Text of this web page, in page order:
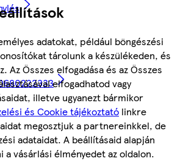
adatokat, például böngészési
tárolunk a készülékeden, és
Az Összes elfogadása és az Összes
elfogadhatod vagy
illetve ugyanezt bármikor
és Cookie tájékoztató linkre
megosztjuk a partnereinkkel, de
adataidat. A beállításaid alapján
a vásárlási élményedet az oldalon.